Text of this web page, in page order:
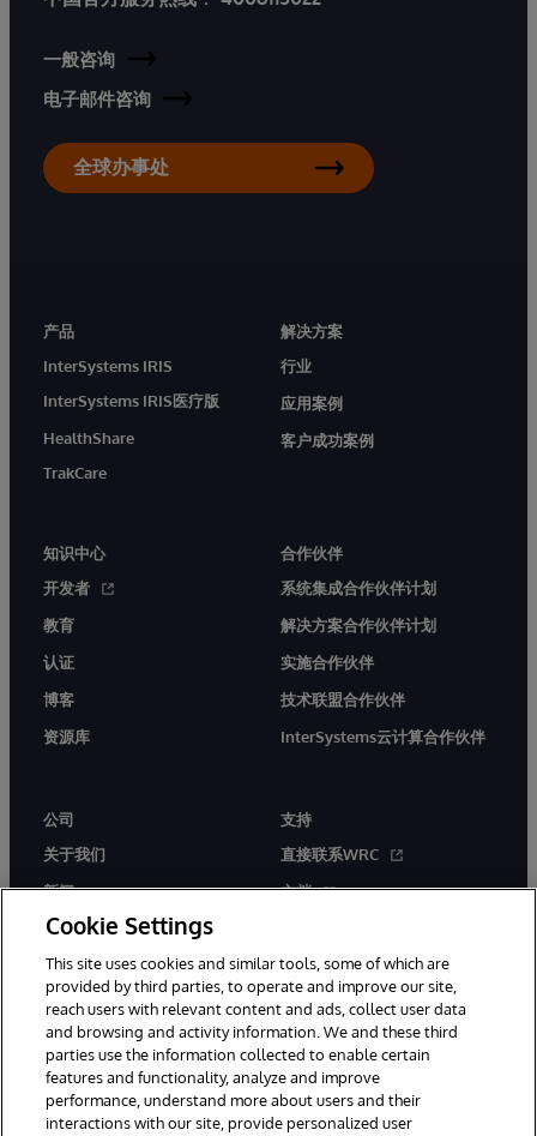
一般咨询
电子邮件咨询
全球办事处
产品
InterSystems IRIS
InterSystems IRIS医疗版
HealthShare
TrakCare
解决方案
行业
应用案例
客户成功案例
知识中心
开发者
教育
认证
博客
资源库
合作伙伴
系统集成合作伙伴计划
解决方案合作伙伴计划
实施合作伙伴
技术联盟合作伙伴
InterSystems云计算合作伙伴
公司
关于我们
新闻
活动
工作机会
支持
直接联系WRC
文档
© 1996-2026 InterSystems Corporation, Boston, MA. 系联软件（北
Cookie Settings
This site uses cookies and similar tools, some of which are
provided by third parties, to operate and improve our site,
reach users with relevant content and ads, collect user data
and browsing and activity information. We and these third
parties use the information collected to enable certain
features and functionality, analyze and improve
performance, understand more about users and their
interactions with our site, provide personalized user